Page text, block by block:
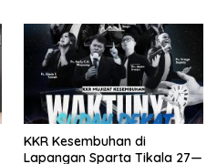
KKR Kesembuhan di
Lapangan Sparta Tikala 27—